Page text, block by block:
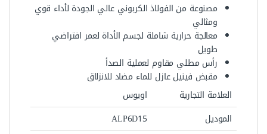
مصنوعة من الفولاذ الكربوني عالي الجودة لأداء قوي
ومثالي
معالجة حرارية شاملة لجسم الأداة لعمر افتراضي
طويل
رأس مطلي مقاوم لعملية الصدأ
مقبض فينيل عازل للماء مضاد للانزلاق
العلامة التجارية
اويوس
الموديل
ALP6D15